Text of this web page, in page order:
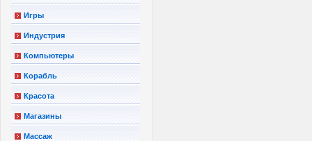
Игры
Индустрия
Компьютеры
Корабль
Красота
Магазины
Массаж